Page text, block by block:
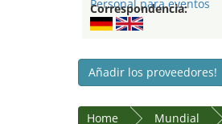
Personal para eventos
Correspondencia:
Añadir los proveedores!
Home Mundial